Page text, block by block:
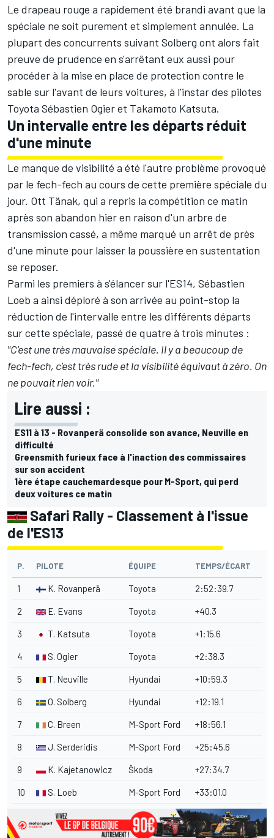
Le drapeau rouge a rapidement été brandi avant que la
spéciale ne soit purement et simplement annulée. La
plupart des concurrents suivant Solberg ont alors fait
preuve de prudence en s'arrêtant eux aussi pour
procéder à la mise en place de protection contre le
sable sur l'avant de leurs voitures, à l'instar des pilotes
Toyota Sébastien Ogieret Takamoto Katsuta.
Un intervalle entre les départs réduit
d'une minute
Le manque de visibilité a été l'autre problème provoqué
par le fech-fech au cours de cette première spéciale du
jour. Ott Tänak, qui a repris la compétition ce matin
après son abandon hier en raison d'un arbre de
transmission cassé, a même marqué un arrêt de près
d'une minute pour laisser la poussière en sustentation
se reposer.
Parmi les premiers à s'élancer sur l'ES14, Sébastien
Loeb a ainsi déploré à son arrivée au point-stop la
réduction de l'intervalle entre les différents départs
sur cette spéciale, passé de quatre à trois minutes :
"C'est une très mauvaise spéciale. Il y a beaucoup de
fech-fech, c'est très rude et la visibilité équivaut à zéro. On
ne pouvait rien voir."
Lire aussi :
ES11 à 13 - Rovanperä consolide son avance, Neuville en
difficulté
Greensmith furieux face à l'inaction des commissaires
sur son accident
1ère étape cauchemardesque pour M-Sport, qui perd
deux voitures ce matin
Safari Rally - Classement à l'issue
de l'ES13
P. PILOTE ÉQUIPE TEMPS/ÉCART
1 K. Rovanperä Toyota 2:52:39.7
2 E. Evans Toyota +40.3
3 T. Katsuta Toyota +1:15.6
4 S. Ogier Toyota +2:38.3
5 T. Neuville Hyundai +10:59.3
6 O. Solberg Hyundai +12:19.1
7 C. Breen M-Sport Ford +18:56.1
8 J. Serderidis M-Sport Ford +25:45.6
9 K. Kajetanowicz Škoda +27:34.7
10 S. Loeb M-Sport Ford +33:01.0